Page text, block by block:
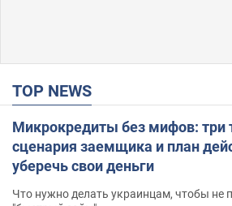
TOP NEWS
Микрокредиты без мифов: три
сценария заемщика и план
уберечь свои деньги
Что нужно делать украинцам, чтобы не